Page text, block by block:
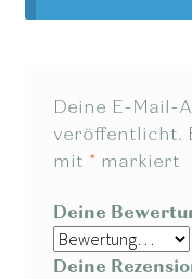
Deine E-Mail-
veröffentlicht.
mit * markiert
Deine
Deine